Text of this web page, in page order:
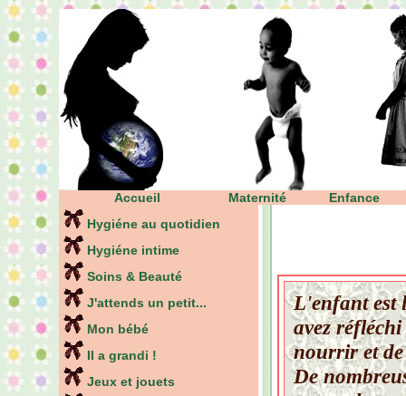
Accueil Maternité
Enfance
Hygiéne au quotidien
Hygiéne intime
Soins & Beauté
J'attends un petit...
Mon bébé
Il a grandi !
Jeux et jouets
L'enfant est
avez
nourrir et
De